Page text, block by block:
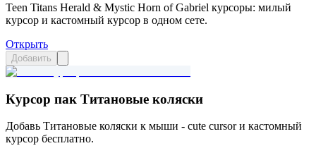
Teen Titans Herald & Mystic Horn of Gabriel курсоры: милый
курсор и кастомный курсор в одном сете.
Открыть
Добавить
Курсор пак Титановые коляски
Добавь Титановые коляски к мыши - cute cursor и кастомный
курсор бесплатно.